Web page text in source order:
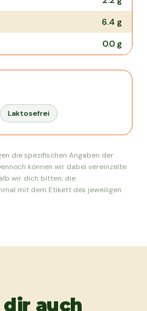
6.4 g
0.0 g
Laktosefrei
die spezifischen Angaben der
können wir dabei vereinzelte
wir dich bitten, die
mit dem Etikett des jeweiligen
auch